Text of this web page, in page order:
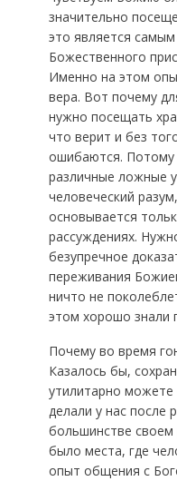
значительно
это является
Божественного
Именно на этом
вера. Вот почему
нужно посещать
что верит и без
ошибаются. Потому
различные ложные
человеческий
основывается
рассуждениях.
безупречное
переживания
ничто не
этом хорошо знали
Почему во время
Казалось бы,
утилитарно можете
делали у нас после
большинстве
было места, где
опыт общения с